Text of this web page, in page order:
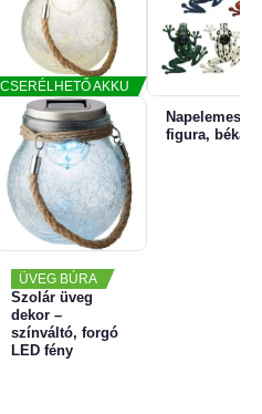
CSERÉLHETŐ AKKU
ÜVEG BÚRA
Szolár üveg
dekor –
színváltó, forgó
LED fény
Napelemes
figura, béka
Ennek